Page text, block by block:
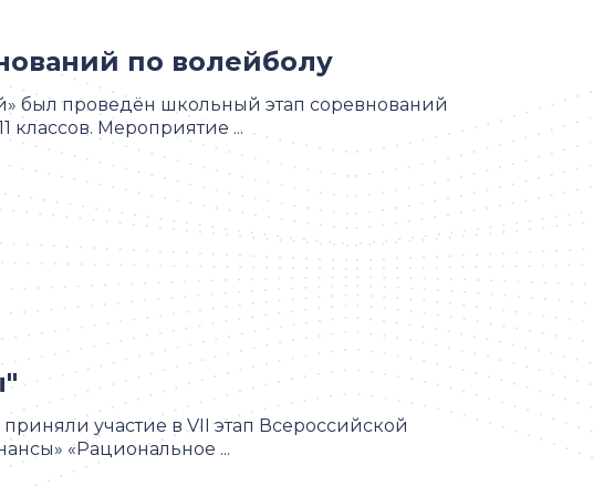
был проведён школьный этап соревнований
классов. Мероприятие ...
по волейболу
участие в VII этап Всероссийской
«Рациональное ...